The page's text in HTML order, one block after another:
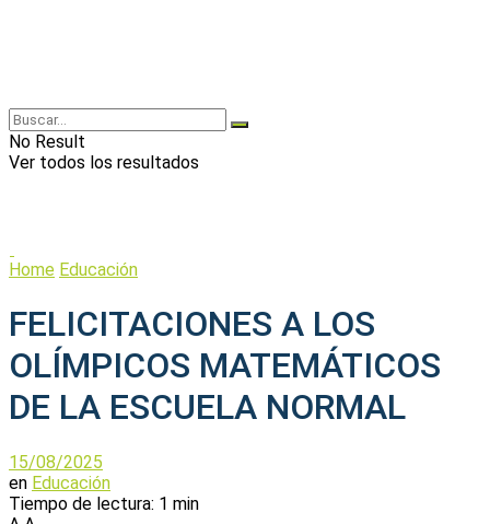
No Result
Ver todos los resultados
Home Educación
FELICITACIONES A LOS
OLÍMPICOS MATEMÁTICOS
DE LA ESCUELA NORMAL
15/08/2025
en Educación
Tiempo de lectura: 1 min